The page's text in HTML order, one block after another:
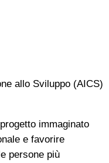
allo Sviluppo (AICS)
immaginato
e favorire
persone più